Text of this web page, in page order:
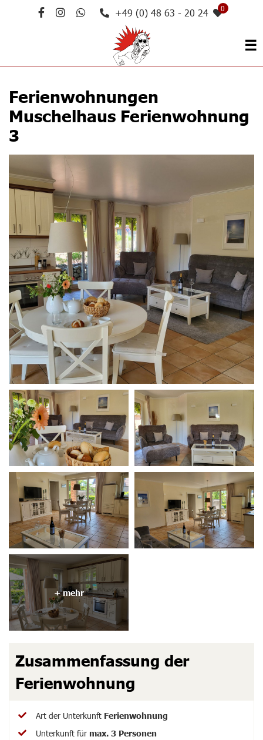
+49 (0) 48 63 - 20 24 0
☰
Ferienwohnungen
Muschelhaus Ferienwohnung
3
Zusammenfassung der
Ferienwohnung
Art der Unterkunft Ferienwohnung
Unterkunft für max. 3 Personen